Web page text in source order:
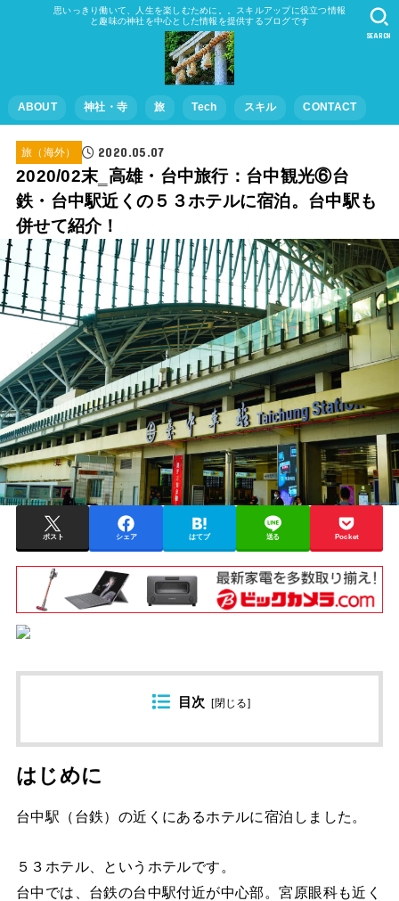
思いっきり働いて、人生を楽しむために。。スキルアップに役立つ情報
と趣味の神社を中心とした情報を提供するブログです
ABOUT 神社・寺 旅 Tech スキル CONTACT
SEARCH
旅（海外） 2020.05.07
2020/02末‗高雄・台中旅行：台中観光⑥台
鉄・台中駅近くの５３ホテルに宿泊。台中駅も
併せて紹介！
ポスト シェア はてブ 送る Pocket
目次 [閉じる]
はじめに
台中駅（台鉄）の近くにあるホテルに宿泊しました。
５３ホテル、というホテルです。
台中では、台鉄の台中駅付近が中心部。宮原眼科も近く